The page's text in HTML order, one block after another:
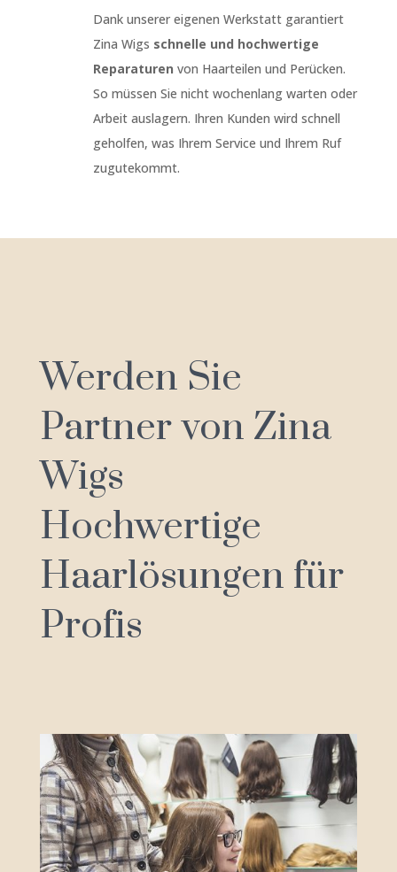
Dank unserer eigenen Werkstatt garantiert
Zina Wigs schnelle und hochwertige
Reparaturen von Haarteilen und Perücken.
So müssen Sie nicht wochenlang warten oder
Arbeit auslagern. Ihren Kunden wird schnell
geholfen, was Ihrem Service und Ihrem Ruf
zugutekommt.
Werden Sie
Partner von Zina
Wigs
Hochwertige
Haarlösungen für
Profis